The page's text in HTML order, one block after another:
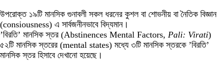
উপরোক্ত ১৯টি মানসিক গুনাবলী সকল ধরনের কুশল বা শোভনীয় বা নৈতিক বিজ্ঞান
(consiousness) এ সার্বজনীনভাবে বিদ্যমান।
’বিরতি’ মানসিক স্তর (Abstinences Mental Factors, Pali: Virati)
৫২টি মানসিক স্তরের (mental states) মধ্যে ৩টি মানসিক স্তরকে ’বিরতি’
মানসিক স্তর হিসাবে দেখানো হয়েছে।